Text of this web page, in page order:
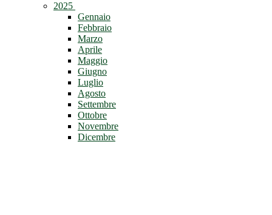
2025
Gennaio
Febbraio
Marzo
Aprile
Maggio
Giugno
Luglio
Agosto
Settembre
Ottobre
Novembre
Dicembre